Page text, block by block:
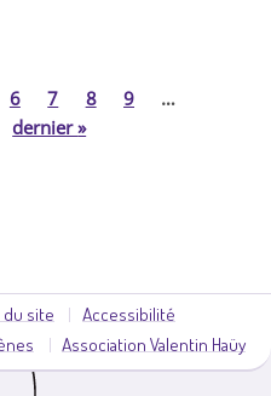
6 7 8 9
…
dernier»
du site
Accessibilité
Association Valentin Haüy